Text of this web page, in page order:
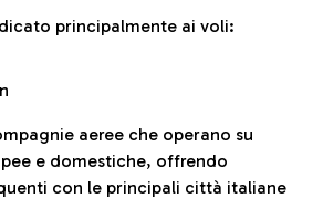
principalmente ai voli:
aeree che operano su
e domestiche, offrendo
con le principali città italiane